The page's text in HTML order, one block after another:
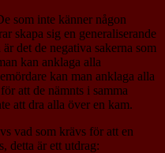
som inte känner någon
skapa sig en generaliserande
det de negativa sakerna som
kan anklaga alla
kan man anklaga alla
att de nämnts i samma
att dra alla över en kam.
vad som krävs för att en
detta är ett utdrag: